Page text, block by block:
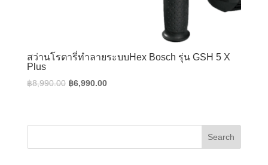
สว่านโรตารี่ทำลายระบบHex Bosch รุ่น GSH 5 X
Plus
฿8,990.00 Original
฿8,990.00.
฿6,990.00Current
฿6,990.00.